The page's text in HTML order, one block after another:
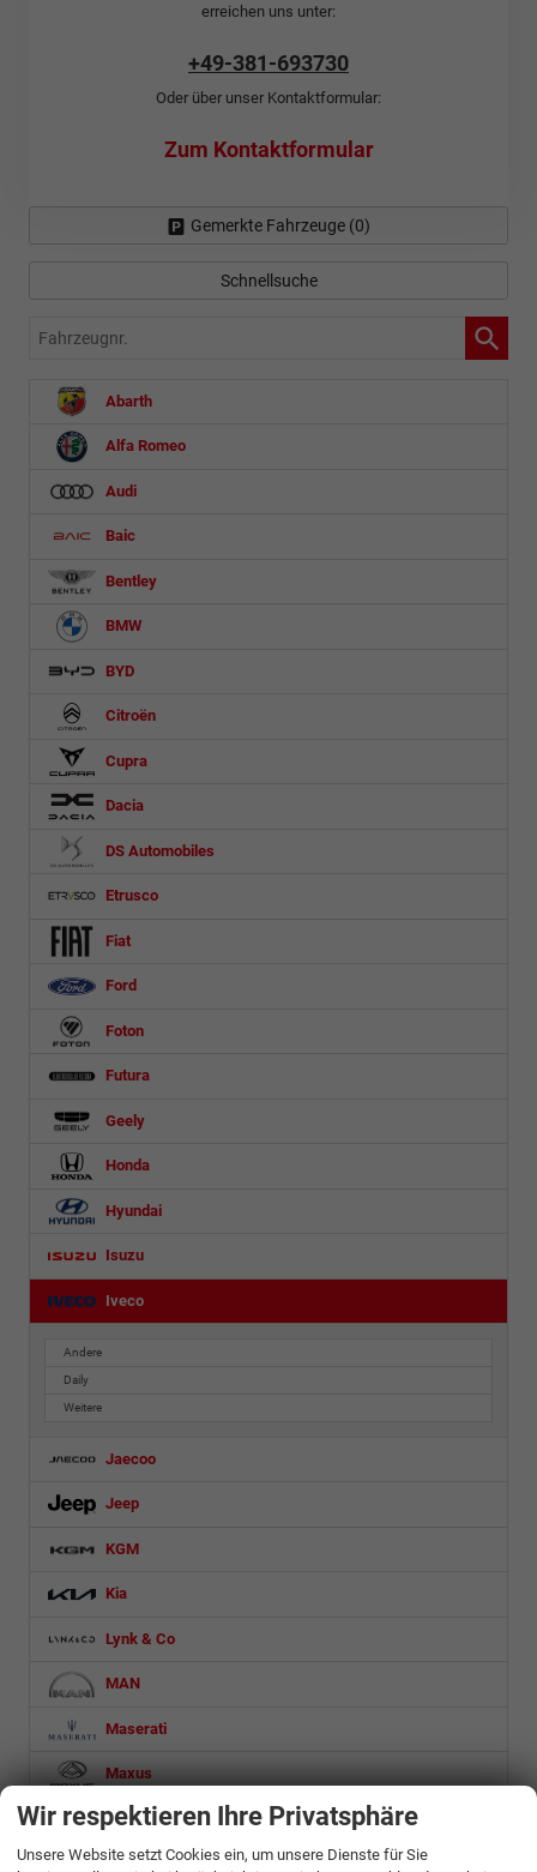
erreichen uns unter:
+49-381-693730
Oder über unser Kontaktformular:
Zum Kontaktformular
Gemerkte Fahrzeuge (0)
Schnellsuche
Fahrzeugnr.
Abarth
Alfa Romeo
Audi
Baic
Bentley
BMW
BYD
Citroën
Cupra
Dacia
DS Automobiles
Etrusco
Fiat
Ford
Foton
Futura
Geely
Honda
Hyundai
Isuzu
Iveco
Andere
Daily
Weitere
Jaecoo
Jeep
KGM
Kia
Lynk & Co
MAN
Maserati
Maxus
Mazda
Mercedes-Benz
Wir respektieren Ihre Privatsphäre
Unsere Website setzt Cookies ein, um unsere Dienste für Sie